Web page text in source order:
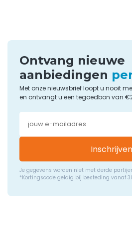
Ontvang nieuwe
aanbiedingen
Met onze nieuwsbrief loopt u nooit
en ontvangt u een tegoedbon van
Inschrijven
Je gegevens worden niet met derde
*Kortingscode geldig bij besteding vanaf